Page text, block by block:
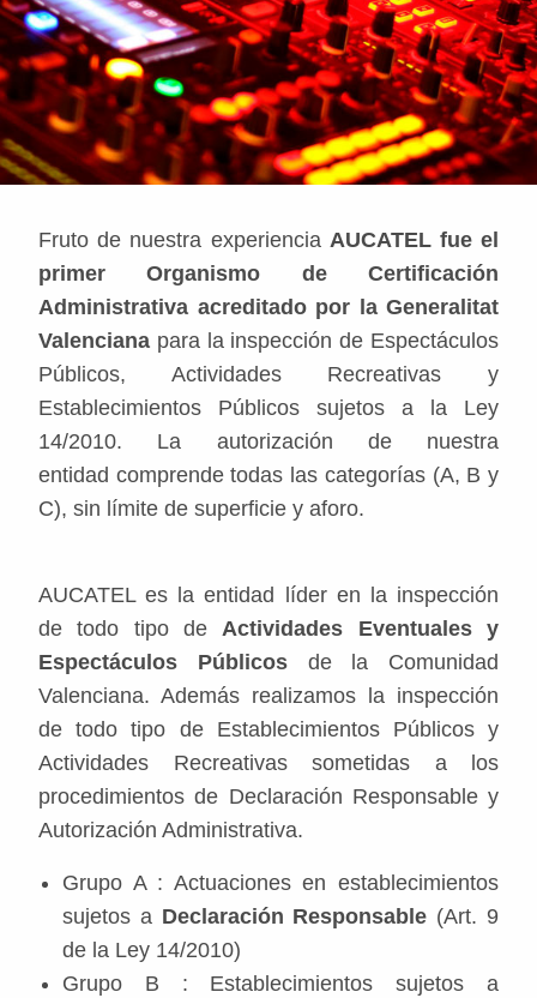
BLOG
DELEGACIONES
ÁREA DE CLIENTES
Fruto de nuestra experiencia AUCATEL fue el
primer Organismo de Certificación
Administrativa acreditado por la Generalitat
Valenciana para la inspección de Espectáculos
Públicos, Actividades Recreativas y
Establecimientos Públicos sujetos a la Ley
14/2010. La autorización de nuestra
entidad comprende todas las categorías (A, B y
C), sin límite de superficie y aforo.
AUCATEL es la entidad líder en la inspección
de todo tipo deActividades Eventuales y
Espectáculos Públicosde la Comunidad
Valenciana. Además realizamos la inspección
de todo tipo de Establecimientos Públicos y
Actividades Recreativas sometidas a los
procedimientos de Declaración Responsable y
Autorización Administrativa.
Grupo A : Actuaciones en establecimientos
sujetos a Declaración Responsable (Art. 9
de la Ley 14/2010)
Grupo B : Establecimientos sujetos a